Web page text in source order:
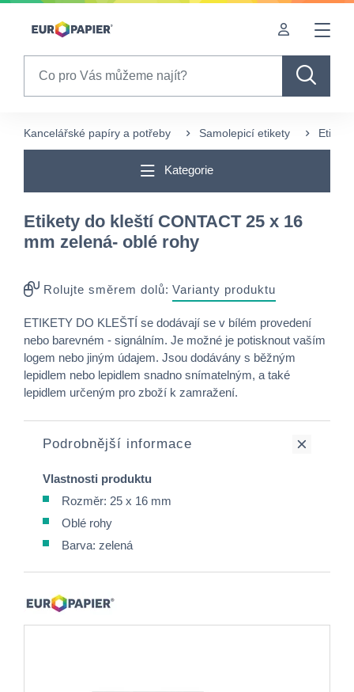
Table Of Content
Kancelářské papíry a potřeby Samolepicí etikety
Kategorie
Etikety do kleští CONTACT 25 x 16
mm zelená- oblé rohy
Rolujte směrem dolů: Varianty produktu
ETIKETY DO KLEŠTÍ se dodávají se v bílém provedení
nebo barevném - signálním. Je možné je potisknout vaším
logem nebo jiným údajem. Jsou dodávány s běžným
lepidlem nebo lepidlem snadno snímatelným, a také
lepidlem určeným pro zboží k zamražení.
Podrobnější informace
Vlastnosti produktu
Rozměr: 25 x 16 mm
Oblé rohy
Barva: zelená